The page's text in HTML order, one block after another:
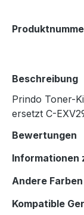
Beschreibung
Prindo Toner-
ersetzt C-
Bewertungen
Informationen
Andere Farben
Kompatible